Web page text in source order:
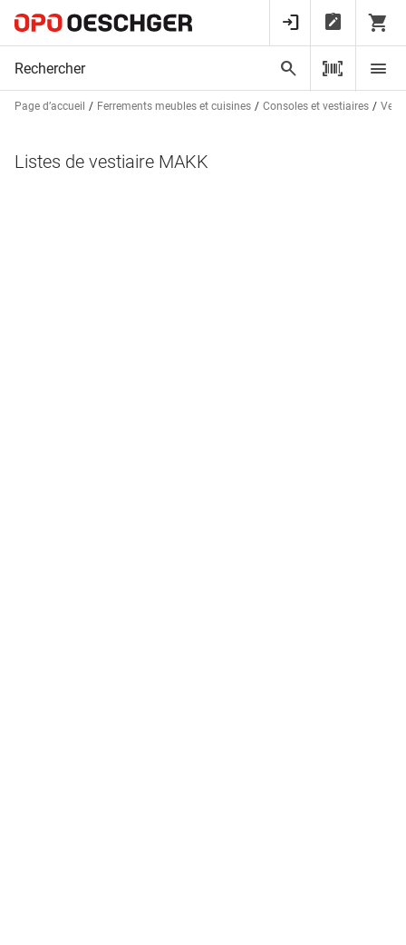
Page d’accueil Ferrements meubles et cuisines Consoles et vestiaires
Listes de vestiaire MAKK